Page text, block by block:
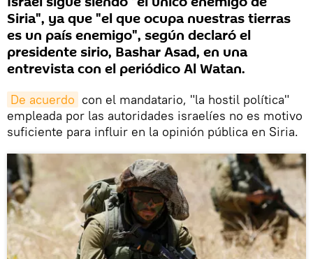
Siria", ya que "el que ocupa nuestras tierras
es un país enemigo", según declaró el
presidente sirio, Bashar Asad, en una
entrevista con el periódico Al Watan.
De acuerdo con el mandatario, "la hostil política"
empleada por las autoridades israelíes no es motivo
suficiente para influir en la opinión pública en Siria.